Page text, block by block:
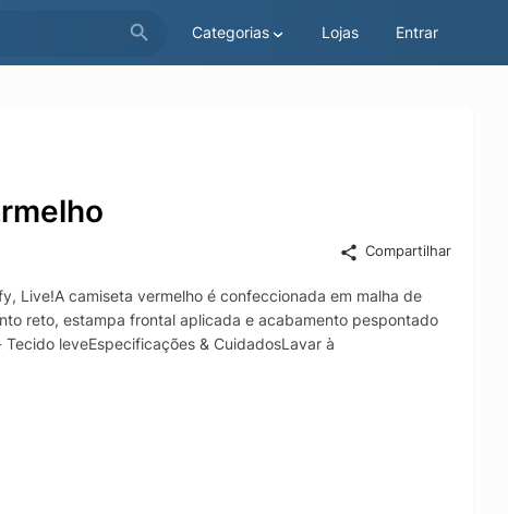
Categorias Lojas Entrar
Compartilhar
Live!A camiseta vermelho é confeccionada em malha de
reto, estampa frontal aplicada e acabamento pespontado
leveEspecificações & CuidadosLavar à